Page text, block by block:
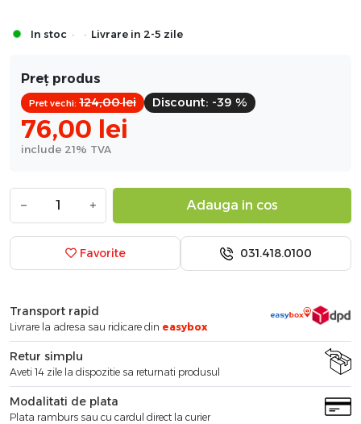
In stoc · · Livrare in 2-5 zile
Preț produs
76,00 lei
Pret vechi: 124,00lei Discount: -39 %
include 21% TVA
− + Adauga in cos
Favorite 031.418.0100
Transport rapid
Livrare la adresa sau ridicare din easybox
Retur simplu
Aveti 14 zile la dispozitie sa returnati produsul
Modalitati de plata
Plata ramburs sau cu cardul direct la curier